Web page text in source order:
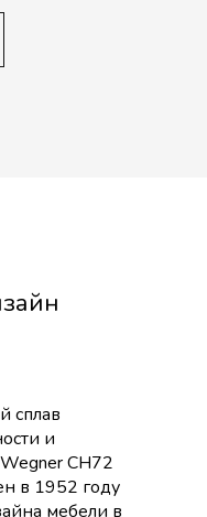
сплав
и
CH72
в 1952 году
мебели в